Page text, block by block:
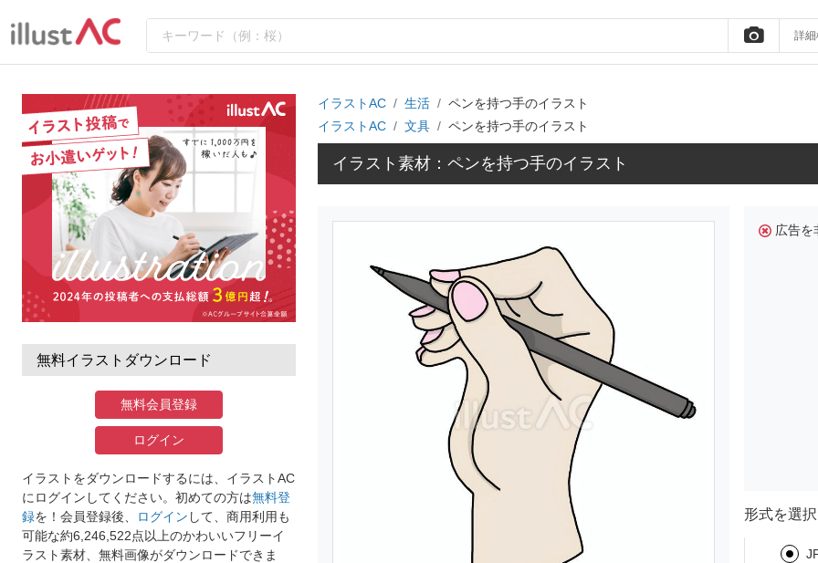
詳細
無料イラストダウンロード
無料会員登録
ログイン
イラストをダウンロードするには、イラストAC
にログインしてください。初めての方は無料登
録を！会員登録後、 ログイン して、商用利用も
可能な約6,246,522点以上のかわいいフリーイ
ラスト素材、無料画像がダウンロードできま
イラストAC 生活
ペンを持つ手のイラスト
イラストAC
文具 ペンを持つ手のイラスト
イラスト素材：ペンを持つ手のイラスト
広告を
形式を選